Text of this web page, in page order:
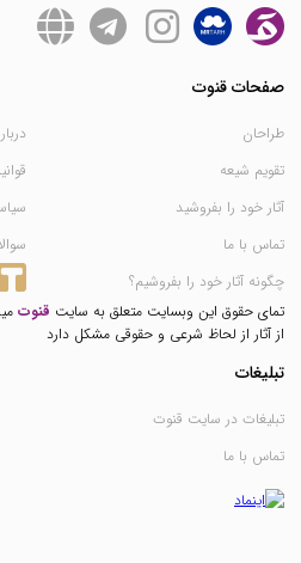
صفحات قنوت
طراحان
تقویم شیعه
آثار خود را بفروشید
تماس با ما
چگونه آثار خود را بفروشیم؟
تمای حقوق این وبسایت متعلق به سایت قنوت
از آثار از لحاظ شرعی و حقوقی مشکل دارد
تبلیغات
تبلیغات در سایت قنوت
تماس با ما